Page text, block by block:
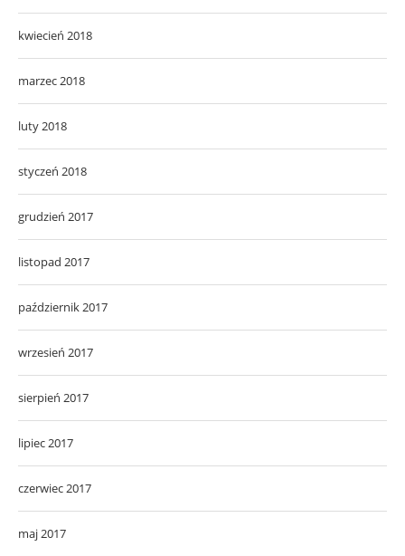
kwiecień 2018
marzec 2018
luty 2018
styczeń 2018
grudzień 2017
listopad 2017
październik 2017
wrzesień 2017
sierpień 2017
lipiec 2017
czerwiec 2017
maj 2017